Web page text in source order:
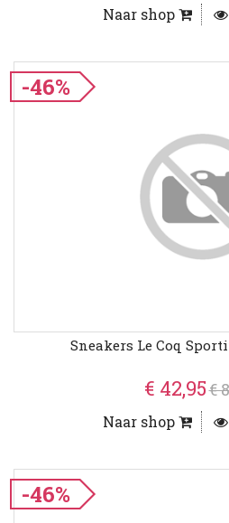
Naar shop
-46%
Sneakers Le Coq
€ 42,95€
Naar shop
-46%